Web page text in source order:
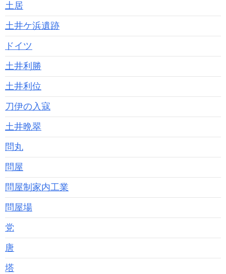
土居
土井ケ浜遺跡
ドイツ
土井利勝
土井利位
刀伊の入寇
土井晩翠
問丸
問屋
問屋制家内工業
問屋場
党
唐
塔